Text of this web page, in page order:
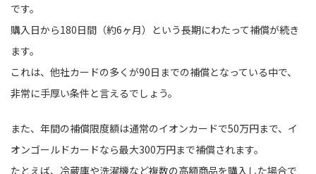
です。
購入日から180日間（約6ヶ月）という長期にわたって補償が続き
ます。
これは、他社カードの多くが90日までの補償となっている中で、
非常に手厚い条件と言えるでしょう。
また、年間の補償限度額は通常のイオンカードで50万円まで、イ
オンゴールドカードなら最大300万円まで補償されます。
たとえば、冷蔵庫や洗濯機など複数の高額商品を購入した場合で